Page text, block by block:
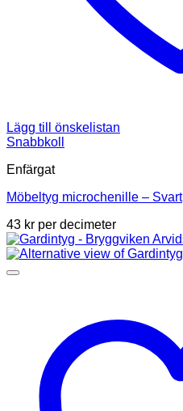
Lägg till önskelistan
Snabbkoll
Enfärgat
Möbeltyg microchenille – Svart
43 kr per decimeter